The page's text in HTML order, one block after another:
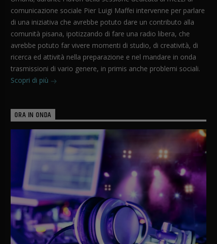
comunicazione sociale Pier Luigi Maffei intervenne per parlare
di una iniziativa che avrebbe potuto dare un contributo alla
comunità pisana, ipotizzando di fare una radio libera, che
avrebbe potuto far vivere momenti di studio, di creatività, di
ricerca ed attività nella preparazione e nel mandare in onda
trasmissioni di vario genere, in primis anche problemi sociali.
Scopri di più
ORA IN ONDA